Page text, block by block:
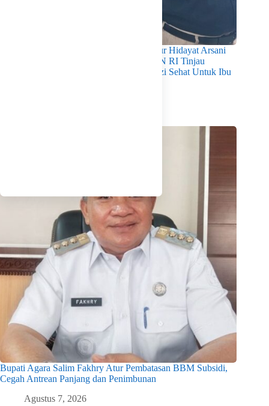
Pastikan Kualitas Gizi Terpenuhi, Gubernur Hidayat Arsani
Dampingi Mendukbangga/Kepala BKKBN RI Tinjau
Layanan Program MBG 3B Wujudkan Gizi Sehat Untuk Ibu
Bupati Agara Salim Fakhry Atur Pembatasan BBM Subsidi,
Cegah Antrean Panjang dan Penimbunan
Agustus 7, 2026